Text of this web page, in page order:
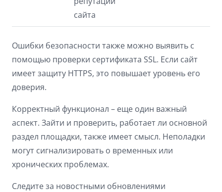
сайта
Ошибки безопасности также можно выявить с
помощью проверки сертификата SSL. Если сайт
имеет защиту HTTPS, это повышает уровень его
доверия.
Корректный функционал – еще один важный
аспект. Зайти и проверить, работает ли основной
раздел площадки, также имеет смысл. Неполадки
могут сигнализировать о временных или
хронических проблемах.
Следите за новостными обновлениями